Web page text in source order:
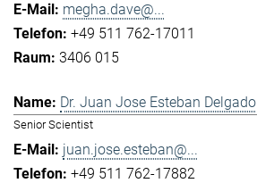
megha.dave@...
+49 511 762-17011
3406 015
Dr. Juan Jose Esteban Delgado
Senior Scientist
juan.jose.esteban@...
+49 511 762-17882